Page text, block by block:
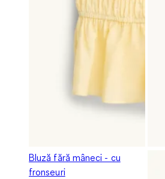
Bluză fără mâneci - cu
fronseuri